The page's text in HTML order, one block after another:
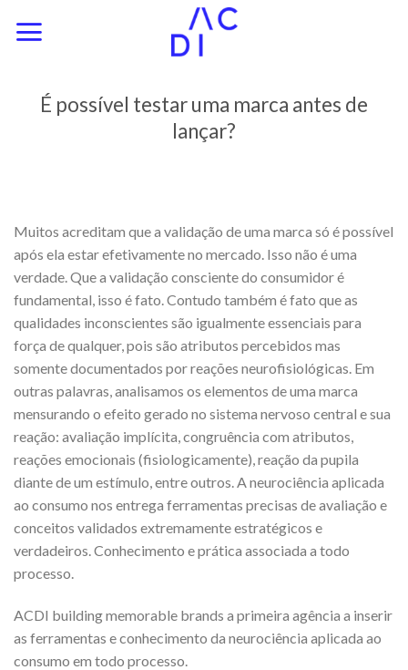
É possível testar uma marca antes de
lançar?
Muitos acreditam que a validação de uma marca só é possível
após ela estar efetivamente no mercado. Isso não é uma
verdade. Que a validação consciente do consumidor é
fundamental, isso é fato. Contudo também é fato que as
qualidades inconscientes são igualmente essenciais para
força de qualquer, pois são atributos percebidos mas
somente documentados por reações neurofisiológicas. Em
outras palavras, analisamos os elementos de uma marca
mensurando o efeito gerado no sistema nervoso central e sua
reação: avaliação implícita, congruência com atributos,
reações emocionais (fisiologicamente), reação da pupila
diante de um estímulo, entre outros. A neurociência aplicada
ao consumo nos entrega ferramentas precisas de avaliação e
conceitos validados extremamente estratégicos e
verdadeiros. Conhecimento e prática associada a todo
processo.
ACDI building memorable brands a primeira agência a inserir
as ferramentas e conhecimento da neurociência aplicada ao
consumo em todo processo.